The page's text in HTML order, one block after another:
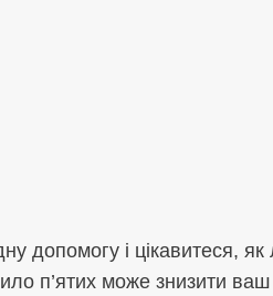
допомогу і цікавитеся,
п’ятих може знизити